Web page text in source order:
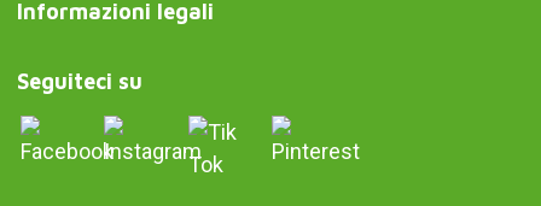
Informazioni legali
Seguiteci su